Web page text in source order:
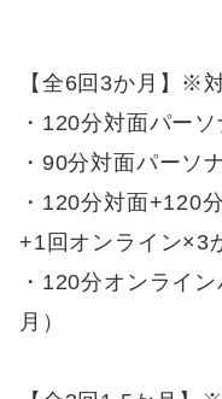
【全6回3か月】※
・120分対面パー
・90分対面パーソ
・120分対面+120
+1回オンライン×3
・120分オンライ
月）